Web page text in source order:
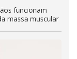
funcionam
massa muscular